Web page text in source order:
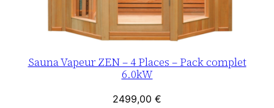
Sauna Vapeur ZEN – 4 Places – Pack complet
6.0kW
2499,00 €